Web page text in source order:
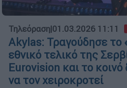
Τηλεόραση|01.03.2026 11:11
Akylas: Τραγούδησε το
εθνικό τελικό της
Eurovision και το
να τον χειροκροτεί